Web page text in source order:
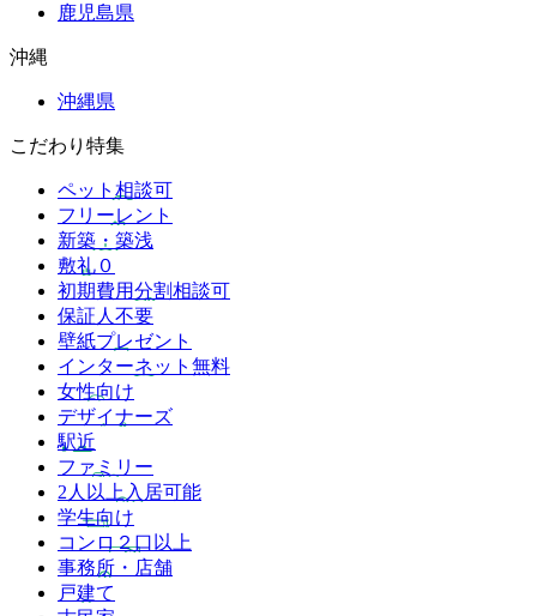
鹿児島県
沖縄
沖縄県
こだわり特集
ペット相談可
フリーレント
新築・築浅
敷礼０
初期費用分割相談可
保証人不要
壁紙プレゼント
インターネット無料
女性向け
デザイナーズ
駅近
ファミリー
2人以上入居可能
学生向け
コンロ２口以上
事務所・店舗
戸建て